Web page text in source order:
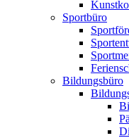
Sportbüro
Bildungsbüro